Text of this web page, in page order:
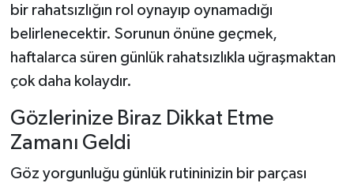
bir rahatsızlığın rol oynayıp oynamadığı
belirlenecektir. Sorunun önüne geçmek,
haftalarca süren günlük rahatsızlıkla uğraşmaktan
çok daha kolaydır.
Gözlerinize Biraz Dikkat Etme
Zamanı Geldi
Göz yorgunluğu günlük rutininizin bir parçası